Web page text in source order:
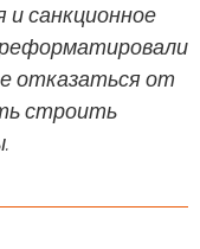
санкционное
отказаться от
строить